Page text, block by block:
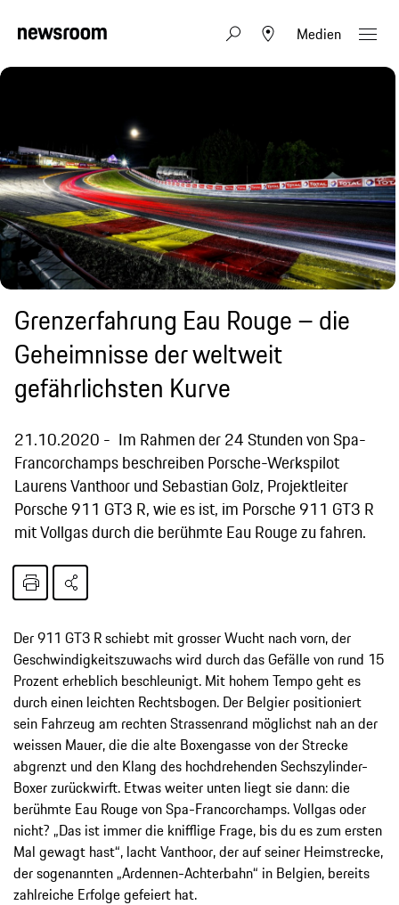
Medien
Grenzerfahrung Eau Rouge – die
Geheimnisse der weltweit
gefährlichsten Kurve
21.10.2020
Im Rahmen der 24 Stunden von Spa-
Francorchamps beschreiben Porsche-Werkspilot
Laurens Vanthoor und Sebastian Golz, Projektleiter
Porsche 911 GT3 R, wie es ist, im Porsche 911 GT3 R
mit Vollgas durch die berühmte Eau Rouge zu fahren.
Der 911 GT3 R schiebt mit grosser Wucht nach vorn, der
Geschwindigkeitszuwachs wird durch das Gefälle von rund 15
Prozent erheblich beschleunigt. Mit hohem Tempo geht es
durch einen leichten Rechtsbogen. Der Belgier positioniert
sein Fahrzeug am rechten Strassenrand möglichst nah an der
weissen Mauer, die die alte Boxengasse von der Strecke
abgrenzt und den Klang des hochdrehenden Sechszylinder-
Boxer zurückwirft. Etwas weiter unten liegt sie dann: die
berühmte Eau Rouge von Spa-Francorchamps. Vollgas oder
nicht? „Das ist immer die knifflige Frage, bis du es zum ersten
Mal gewagt hast“, lacht Vanthoor, der auf seiner Heimstrecke,
der sogenannten „Ardennen-Achterbahn“ in Belgien, bereits
zahlreiche Erfolge gefeiert hat.